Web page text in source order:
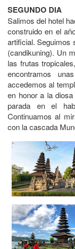
SEGUNDO DIA
Salimos del hotel
construido en el
artificial. Seguimos
(candikuning). Un
las frutas
encontramos
accedemos al
en honor a la
parada en el
Continuamos al
con la cascada